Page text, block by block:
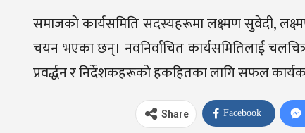
समाजको कार्यसमिति सदस्यहरूमा लक्ष्मण सुवेदी,
चयन भएका छन्। नवनिर्वाचित कार्यसमितिलाई
प्रवर्द्धन र निर्देशकहरूको हकहितका लागि सफल
Share Facebook